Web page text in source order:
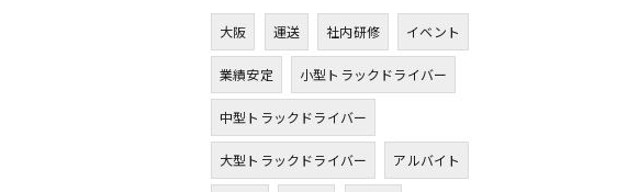
大阪 運送 社内研修 イベント
業績安定 小型トラックドライバー
中型トラックドライバー
大型トラックドライバー アルバイト